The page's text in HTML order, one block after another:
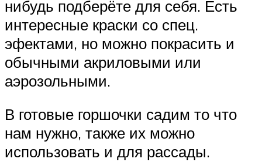
нибудь подберёте для себя. Есть
интересные краски со спец.
эфектами, но можно покрасить и
обычными акриловыми или
аэрозольными.
В готовые горшочки садим то что
нам нужно, также их можно
использовать и для рассады.